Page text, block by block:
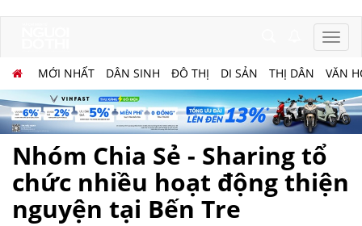
MỚI NHẤT DÂN SINH ĐÔ THỊ DI SẢN THỊ DÂN VĂN
Nhóm Chia Sẻ - Sharing tổ
chức nhiều hoạt động thiện
nguyện tại Bến Tre